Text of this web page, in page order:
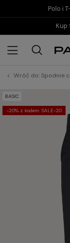
Polo i
Kup
Wróć do:Spodnie
BASIC
-20% z kodem: SALE-20